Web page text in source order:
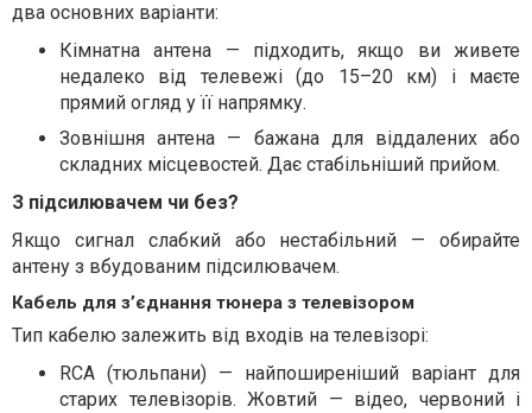
два основних варіанти:
Кімнатна антена — підходить, якщо ви живете
недалеко від телевежі (до 15–20 км) і маєте
прямий огляд у її напрямку.
Зовнішня антена — бажана для віддалених або
складних місцевостей. Дає стабільніший прийом.
З підсилювачем чи без?
Якщо сигнал слабкий або нестабільний — обирайте
антену з вбудованим підсилювачем.
Кабель для з’єднання тюнера з телевізором
Тип кабелю залежить від входів на телевізорі:
RCA (тюльпани) — найпоширеніший варіант для
старих телевізорів. Жовтий — відео, червоний і